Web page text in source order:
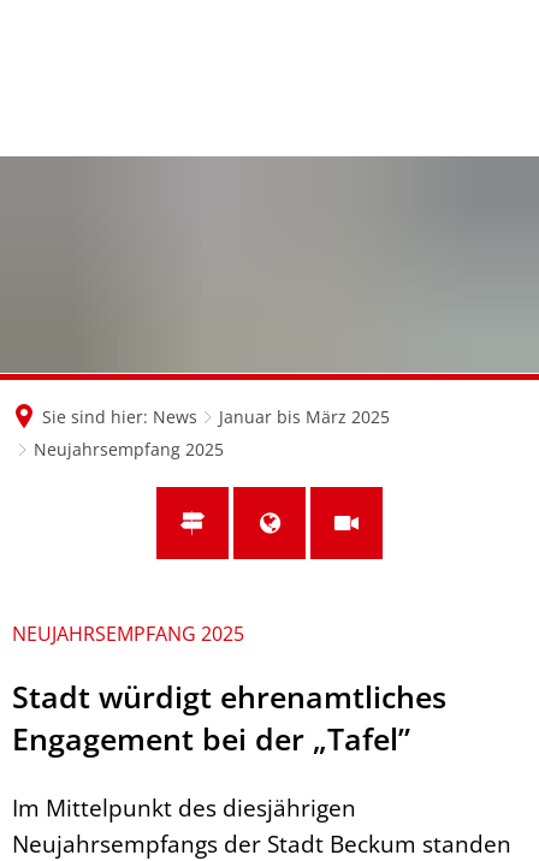
Sie sind hier: News
Januar bis März 2025
Neujahrsempfang 2025
NEUJAHRSEMPFANG 2025
Stadt würdigt ehrenamtliches
Engagement bei der „Tafel”
Im Mittelpunkt des diesjährigen
Neujahrsempfangs der Stadt Beckum standen